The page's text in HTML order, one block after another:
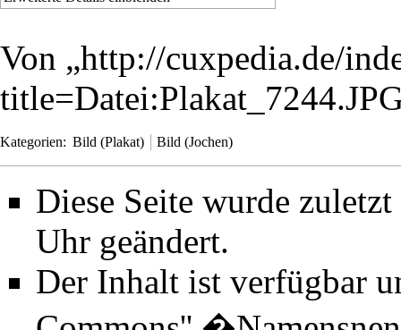
Von „http://cuxpedia.de/
Kategorien: Bild (Plakat) Bild (Jochen)
Diese Seite wurde
Uhr geändert.
Der Inhalt ist verfügbar